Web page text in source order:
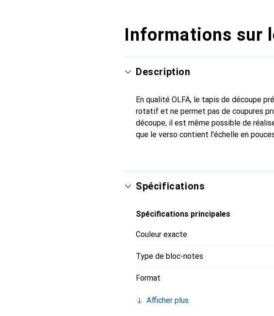
Informations sur
Description
En qualité OLFA, le tapis de découpe
rotatif et ne permet pas de coupures
découpe, il est même possible de
que le verso contient l'échelle en
Spécifications
Spécifications principales
Couleur exacte
Type de bloc-notes
Format
Afficher plus